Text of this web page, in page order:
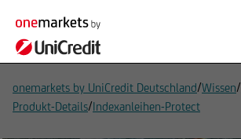
onemarkets by UniCredit Deutschland/Wissen/
Produkt-Details/Indexanleihen-Protect